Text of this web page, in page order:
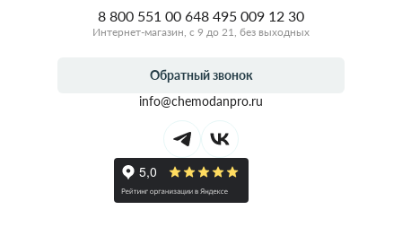
8 800 551 00 648 495 009 12 30
Интернет-магазин, с 9 до 21, без выходных
Обратный звонок
info@chemodanpro.ru